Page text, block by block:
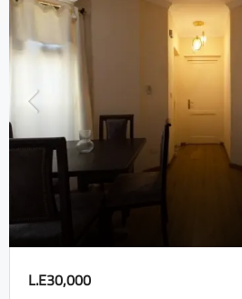
L.E30,000